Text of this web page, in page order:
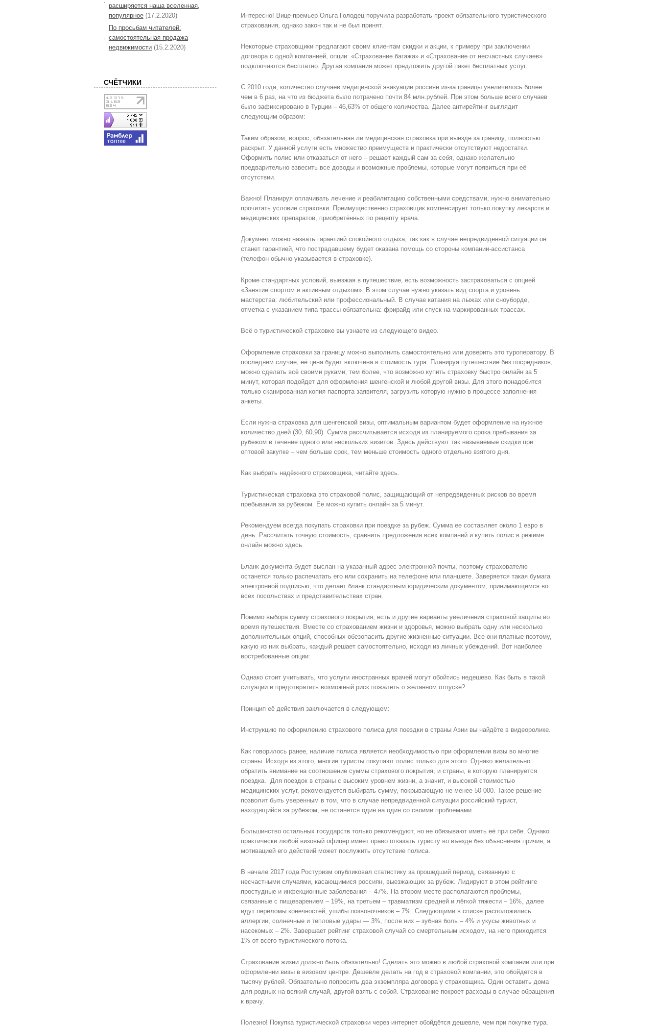
Интересно! Вице-премьер Ольга Голодец поручила разработать проект обязательного туристического
страхования, однако закон так и не был принят.
Некоторые страховщики предлагают своим клиентам скидки и акции, к примеру при заключении
договора с одной компанией, опции: «Страхование багажа» и «Страхование от несчастных случаев»
подключаются бесплатно. Другая компания может предложить другой пакет бесплатных услуг.
С 2010 года, количество случаев медицинской эвакуации россиян из-за границы увеличилось более
чем в 6 раз, на что из бюджета было потрачено почти 84 млн.рублей. При этом больше всего случаев
было зафиксировано в Турции – 46,63% от общего количества. Далее антирейтинг выглядит
следующим образом:
Таким образом, вопрос, обязательная ли медицинская страховка при выезде за границу, полностью
раскрыт. У данной услуги есть множество преимуществ и практически отсутствуют недостатки.
Оформить полис или отказаться от него – решает каждый сам за себя, однако желательно
предварительно взвесить все доводы и возможные проблемы, которые могут появиться при её
отсутствии.
Важно! Планируя оплачивать лечение и реабилитацию собственными средствами, нужно внимательно
прочитать условие страховки. Преимущественно страховщик компенсирует только покупку лекарств и
медицинских препаратов, приобретённых по рецепту врача.
Документ можно назвать гарантией спокойного отдыха, так как в случае непредвиденной ситуации он
станет гарантией, что пострадавшему будет оказана помощь со стороны компании-ассистанса
(телефон обычно указывается в страховке).
Кроме стандартных условий, выезжая в путешествие, есть возможность застраховаться с опцией
«Занятие спортом и активным отдыхом». В этом случае нужно указать вид спорта и уровень
мастерства: любительский или профессиональный. В случае катания на лыжах или сноуборде,
отметка с указанием типа трассы обязательна: фрирайд или спуск на маркированных трассах.
Всё о туристической страховке вы узнаете из следующего видео.
Оформление страховки за границу можно выполнить самостоятельно или доверить это туроператору. В
последнем случае, её цена будет включена в стоимость тура. Планируя путешествие без посредников,
можно сделать всё своими руками, тем более, что возможно купить страховку быстро онлайн за 5
минут, которая подойдет для оформления шенгенской и любой другой визы. Для этого понадобится
только сканированная копия паспорта заявителя, загрузить которую нужно в процессе заполнения
анкеты.
Если нужна страховка для шенгенской визы, оптимальным вариантом будет оформление на нужное
количество дней (30, 60,90). Сумма рассчитывается исходя из планируемого срока пребывания за
рубежом в течение одного или нескольких визитов. Здесь действуют так называемые скидки при
оптовой закупке – чем больше срок, тем меньше стоимость одного отдельно взятого дня.
Как выбрать надёжного страховщика, читайте здесь.
Туристическая страховка это страховой полис, защищающий от непредвиденных рисков во время
пребывания за рубежом. Ее можно купить онлайн за 5 минут.
Рекомендуем всегда покупать страховки при поездке за рубеж. Сумма ее составляет около 1 евро в
день. Рассчитать точную стоимость, сравнить предложения всех компаний и купить полис в режиме
онлайн можно здесь.
Бланк документа будет выслан на указанный адрес электронной почты, поэтому страхователю
останется только распечатать его или сохранить на телефоне или планшете. Заверяется такая бумага
электронной подписью, что делает бланк стандартным юридическим документом, принимающемся во
всех посольствах и представительствах стран.
Помимо выбора сумму страхового покрытия, есть и другие варианты увеличения страховой защиты во
время путешествия. Вместе со страхованием жизни и здоровья, можно выбрать одну или несколько
дополнительных опций, способных обезопасить другие жизненные ситуации. Все они платные поэтому,
какую из них выбрать, каждый решает самостоятельно, исходя из личных убеждений. Вот наиболее
востребованные опции:
Однако стоит учитывать, что услуги иностранных врачей могут обойтись недешево. Как быть в такой
ситуации и предотвратить возможный риск пожалеть о желанном отпуске?
Принцип её действия заключается в следующем:
Инструкцию по оформлению страхового полиса для поездки в страны Азии вы найдёте в видеоролике.
Как говорилось ранее, наличие полиса является необходимостью при оформлении визы во многие
страны. Исходя из этого, многие туристы покупают полис только для этого. Однако желательно
обратить внимание на соотношение суммы страхового покрытия, и страны, в которую планируется
поездка. Для поездок в страны с высоким уровнем жизни, а значит, и высокой стоимостью
медицинских услуг, рекомендуется выбирать сумму, покрывающую не менее 50 000. Такое решение
позволит быть уверенным в том, что в случае непредвиденной ситуации российский турист,
находящийся за рубежом, не останется один на один со своими проблемами.
Большинство остальных государств только рекомендуют, но не обязывают иметь её при себе. Однако
практически любой визовый офицер имеет право отказать туристу во въезде без объяснения причин, а
мотивацией его действий может послужить отсутствие полиса.
В начале 2017 года Ростуризм опубликовал статистику за прошедший период, связанную с
несчастными случаями, касающимися россиян, выезжающих за рубеж. Лидируют в этом рейтинге
простудные и инфекционные заболевания – 47%. На втором месте располагаются проблемы,
связанные с пищеварением – 19%, на третьем – травматизм средней и лёгкой тяжести – 16%, далее
идут переломы конечностей, ушибы позвоночников – 7%. Следующими в списке расположились
аллергии, солнечные и тепловые удары — 3%, после них – зубная боль – 4% и укусы животных и
насекомых – 2%. Завершает рейтинг страховой случай со смертельным исходом, на него приходится
1% от всего туристического потока.
Страхование жизни должно быть обязательно! Сделать это можно в любой страховой компании или при
оформлении визы в визовом центре. Дешевле делать на год в страховой компании, это обойдется в
тысячу рублей. Обязательно попросить два экземпляра договора у страховщика. Один оставить дома
для родных на всякий случай, другой взять с собой. Страхование покроет расходы в случае обращения
к врачу.
Полезно! Покупка туристической страховки через интернет обойдётся дешевле, чем при покупке тура.
расширяется наша вселенная,
популярное (17.2.2020)
По просьбам читателей:
самостоятельная продажа
недвижимости (15.2.2020)
СЧЁТЧИКИ